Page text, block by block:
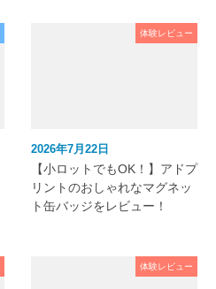
体験レビュー
2026年7月22日
【小ロットでもOK！】アドプ
リントのおしゃれなマグネッ
ト缶バッジをレビュー！
体験レビュー